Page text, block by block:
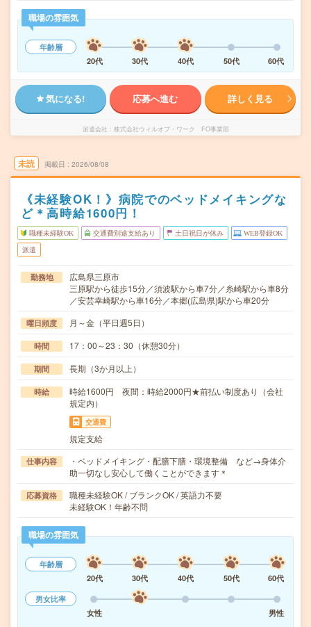
職場の雰囲気
年齢層
20代
30代 40代 50代 60代
気になる! 応募へ進む 詳しく見る
派遣会社 株式会社ウィルオブ・ワーク FO事業部
未読 掲載日 2026/08/08
《未経験OK！》病院でのベッドメイキングな
ど＊高時給1600円！
職種未経験OK 交通費別途支給あり 土日祝日が休み WEB登録OK
派遣
勤務地
広島県三原市
三原駅から徒歩15分／須波駅から車7分／糸崎駅から車8分
／安芸幸崎駅から車16分／本郷(広島県)駅から車20分
曜日頻度 月～金（平日週5日）
時間 17：00～23：30（休憩30分）
期間 長期（3か月以上）
時給
時給1600円 夜間：時給2000円★前払い制度あり（会社
規定内）
交通費
規定支給
仕事内容
・ベッドメイキング・配膳下膳・環境整備 など→身体介
助一切なし安心して働くことができます＊
応募資格
職種未経験OK / ブランクOK / 英語力不要
未経験OK！年齢不問
職場の雰囲気
年齢層
20代
30代 40代 50代
60代
男女比率
女性
男性